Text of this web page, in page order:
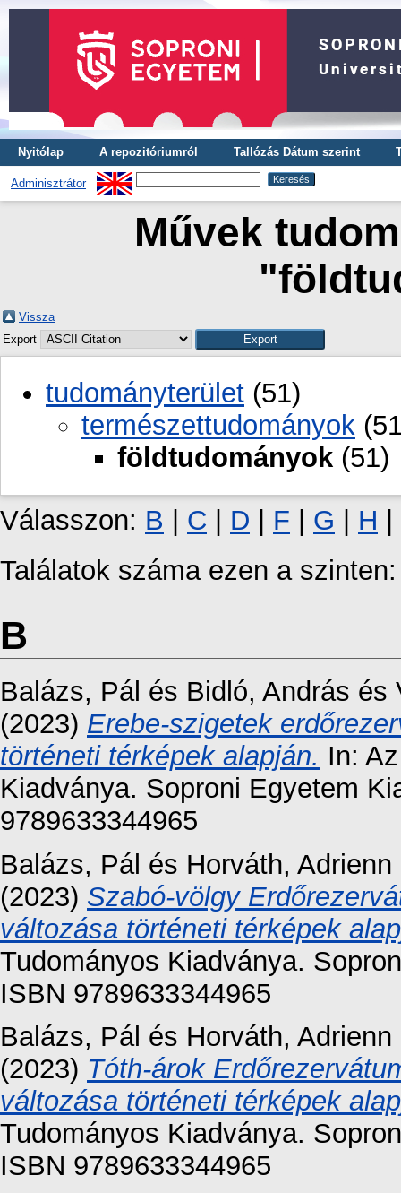
Nyitólap A repozitóriumról Tallózás Dátum szerint
Adminisztrátor
Művek
Vissza
Export
tudományterület (51)
természettudományok
földtudományok (51)
Válasszon: B | C | D | F | G | H |
Találatok száma ezen a
B
Balázs, Pál és Bidló, András és
(2023) Erebe-szigetek
történeti térképek alapján. In:
Kiadványa. Soproni Egyetem
9789633344965
Balázs, Pál és Horváth, Adrienn
(2023) Szabó-völgy
változása történeti térképek
Tudományos Kiadványa.
ISBN 9789633344965
Balázs, Pál és Horváth, Adrienn
(2023) Tóth-árok
változása történeti térképek
Tudományos Kiadványa.
ISBN 9789633344965